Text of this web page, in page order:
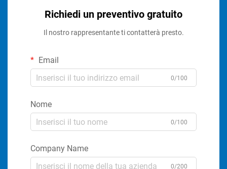
Richiedi un preventivo gratuito
Il nostro rappresentante ti contatterà presto.
Email
0/100
Nome
0/100
Company Name
0/200